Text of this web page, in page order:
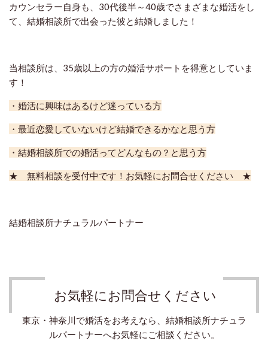
カウンセラー自身も、30代後半～40歳でさまざまな婚活をし
て、結婚相談所で出会った彼と結婚しました！
当相談所は、35歳以上の方の婚活サポートを得意としていま
す！
・婚活に興味はあるけど迷っている方
・最近恋愛していないけど結婚できるかなと思う方
・結婚相談所での婚活ってどんなもの？と思う方
★ 無料相談を受付中です！お気軽にお問合せください ★
結婚相談所ナチュラルパートナー
お気軽にお問合せください
東京・神奈川で婚活をお考えなら、結婚相談所ナチュラ
ルパートナーへお気軽にご相談ください。